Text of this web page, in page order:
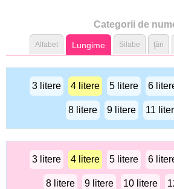
Categorii de
Alfabet Lungime Silabe ţări
3 litere 4 litere 5 litere 6
8 litere 9 litere 11
3 litere 4 litere 5 litere 6
8 litere 9 litere 10 litere